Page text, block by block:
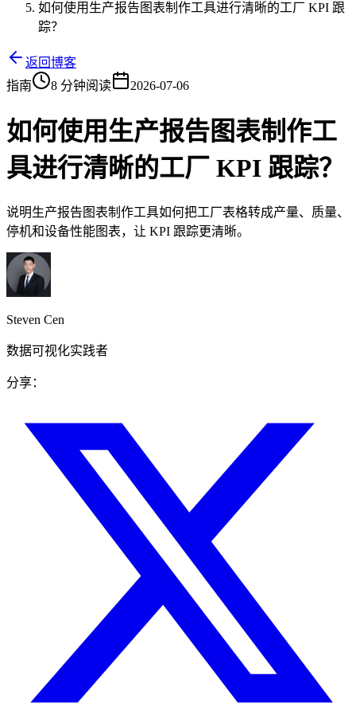
如何使用生产报告图表制作工具进行清晰的工厂 KPI 跟
踪？
返回博客
指南
8 分钟阅读 2026-07-06
如何使用生产报告图表制作工
具进行清晰的工厂 KPI 跟踪？
说明生产报告图表制作工具如何把工厂表格转成产量、质量、
停机和设备性能图表，让 KPI 跟踪更清晰。
Steven Cen
数据可视化实践者
分享：